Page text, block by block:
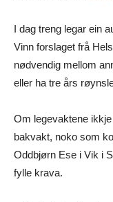
I dag treng legar ein
Vinn forslaget frå
nødvendig mellom
eller ha tre års
Om legevaktene
bakvakt, noko som
Oddbjørn Ese i Vik i
fylle krava.